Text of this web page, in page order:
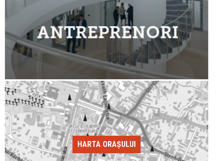
HARTA ORAȘULUI